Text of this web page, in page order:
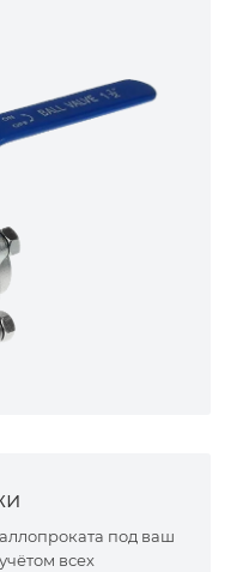
под ваш
всех